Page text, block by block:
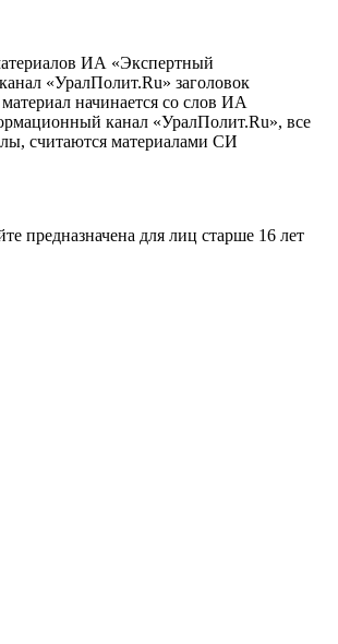
ИА «Экспертный
«УралПолит.Ru» заголовок
начинается со слов ИА
канал «УралПолит.Ru», все
считаются материалами СИ
предназначена для лиц старше 16 лет